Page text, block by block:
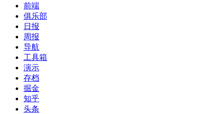
前端
俱乐部
日报
周报
导航
工具箱
演示
存档
掘金
知乎
头条